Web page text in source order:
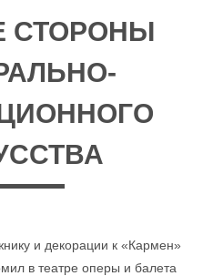
СТОРОНЫ
и декорации к «Кармен»
в театре оперы и балета